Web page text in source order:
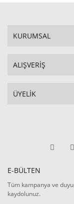
KURUMSAL
ALIŞVERİŞ
ÜYELİK
E-BÜLTEN
Tüm kampanya ve
kaydolunuz.